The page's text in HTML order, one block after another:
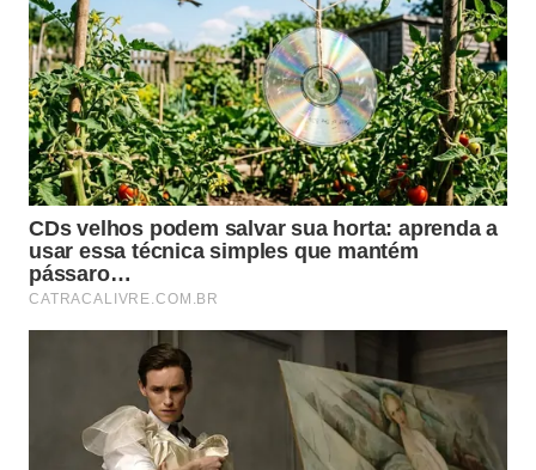
utilizando um borrifador prático. Deixar a solução
agir por alguns minutos amolece o calcário pesado,
facilitando o trabalho de remoçãoposteriorsem
desgastar ovidro.
A esfregação deve ser feita com materiais macios
para evitar riscos permanentes na estrutura
protetora do seu banheiro. Adotar essa rotina
simples previne o surgimento de crostas
esbranquiçadas difíceis, garantindo superfícies
sempre totalmente cristalinas e uma aparência
renovada com pouquíssimoesforço.